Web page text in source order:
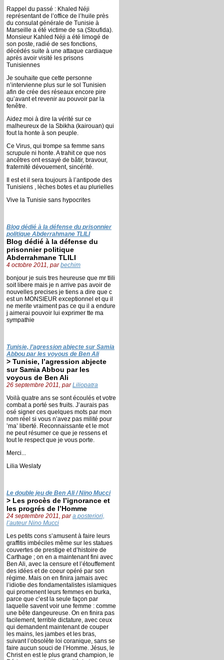
Rappel du passé : Khaled Néji
représentant de l’office de l’huile près
du consulat générale de Tunisie à
Marseille a été victime de sa (Stoufida).
Monsieur Kahled Néji a été limogé de
son poste, radié de ses fonctions,
décédés suite à une attaque cardiaque
après avoir visité les prisons
Tunisiennes
Je souhaite que cette personne
n’intervienne plus sur le sol Tunisien
afin de crée des réseaux encore pire
qu’avant et revenir au pouvoir par la
fenêtre.
Aidez moi à dire la vérité sur ce
malheureux de la Sbikha (kairouan) qui
fout la honte à son peuple.
Ce Virus, qui trompe sa femme sans
scrupule ni honte. A trahit ce que nos
ancêtres ont essayé de bâtir, bravour,
fraternité dévouement, sincérité.
Il est et il sera toujours à l’antipode des
Tunisiens , lèches botes et au plurielles
Vive la Tunisie sans hypocrites
Blog dédié à la défense du prisonnier
politique Abderrahmane TLILI
Blog dédié à la défense du
prisonnier politique
Abderrahmane TLILI
4 octobre 2011, parbechim
bonjour je suis tres heureuse que mr tlili
soit libere mais je n arrive pas avoir de
nouvelles precises je tiens a dire que c
est un MONSIEUR exceptionnel et qu il
ne merite vraiment pas ce qu il a endure
j aimerai pouvoir lui exprimer tte ma
sympathie
Tunisie, l’agression abjecte sur Samia
Abbou par les voyous de Ben Ali
> Tunisie, l’agression abjecte
sur Samia Abbou par les
voyous de Ben Ali
26 septembre 2011, parLiliopatra
Voilà quatre ans se sont écoulés et votre
combat a porté ses fruits. J’aurais pas
osé signer ces quelques mots par mon
nom réel si vous n’avez pas milité pour
’ma’ liberté. Reconnaissante et le mot
ne peut résumer ce que je ressens et
tout le respect que je vous porte.
Merci...
Lilia Weslaty
Le double jeu de Ben Ali / Nino Mucci
> Les procès de l’ignorance et
les progrés de l’Homme
24 septembre 2011, para posteriori,
l’auteur Nino Mucci
Les petits cons s’amusent à faire leurs
graffitis imbéciles même sur les statues
couvertes de prestige et d’histoire de
Carthage ; on en a maintenant fini avec
Ben Ali, avec la censure et l’étouffement
des idées et de coeur opéré par son
régime. Mais on en finira jamais avec
l’idiotie des fondamentalistes islamiques
qui promenent leurs femmes en burka,
parce que c’est la seule façon par
laquelle savent voir une femme : comme
une bête dangeureuse. On en finira pas
facilement, terrible dictature, avec ceux
qui demandent maintenant de couper
les mains, les jambes et les bras,
suivant l’obsolète loi coranique, sans se
faire aucun souci de l’Homme. Jésus, le
Christ en est le plus grand champion, le